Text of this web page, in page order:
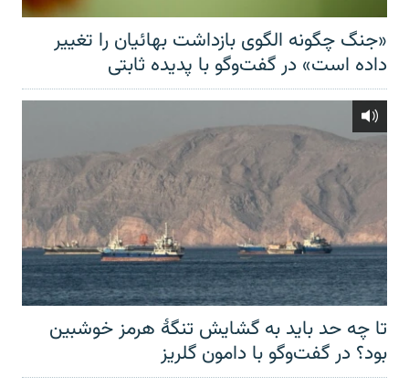
«جنگ چگونه الگوی بازداشت بهائیان را تغییر
داده است» در گفت‌وگو با پدیده ثابتی
تا چه حد باید به گشایش تنگهٔ هرمز خوشبین
بود؟ در گفت‌وگو با دامون گلریز